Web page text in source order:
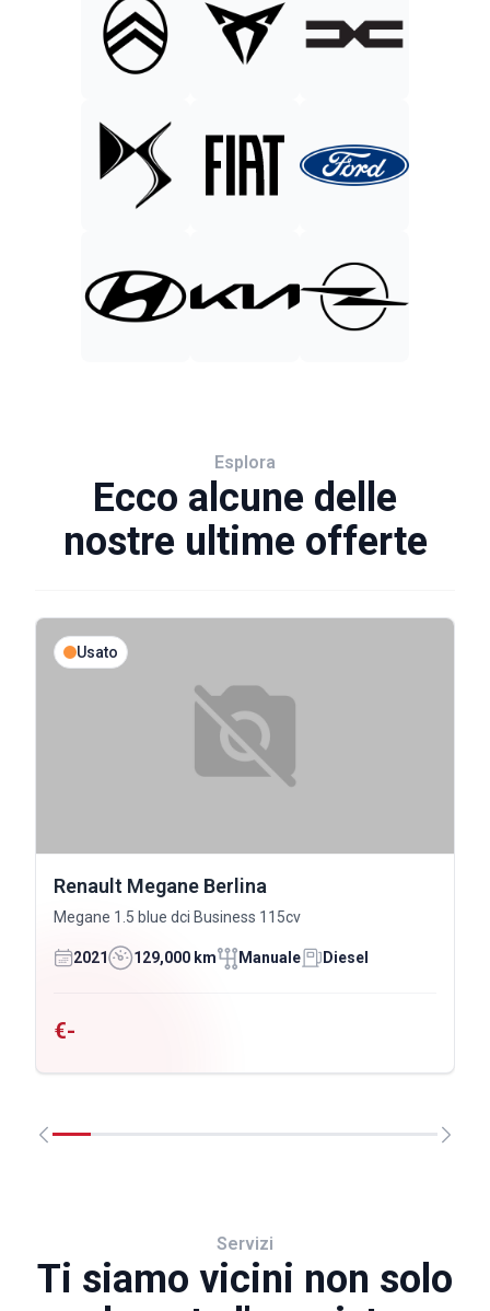
Esplora
Ecco alcune delle
nostre ultime offerte
Usato
Renault Megane Berlina
Megane 1.5 blue dci Business 115cv
2021 129,000 km Manuale Diesel
€-
Servizi
Ti siamo vicini non solo